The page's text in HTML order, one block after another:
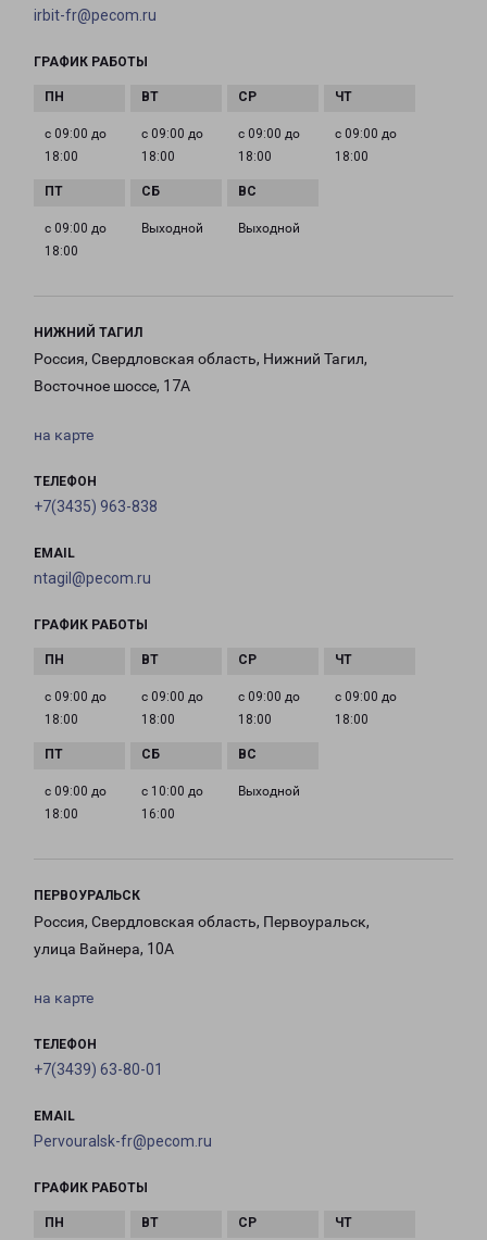
irbit-fr@pecom.ru
ГРАФИК РАБОТЫ
с 09:00 до
18:00
с 09:00 до
18:00
с 09:00 до
18:00
с 09:00 до
18:00
с 09:00 до
18:00
Выходной Выходной
НИЖНИЙ ТАГИЛ
Россия, Свердловская область, Нижний Тагил,
Восточное шоссе, 17А
на карте
ТЕЛЕФОН
+7(3435) 963-838
EMAIL
ntagil@pecom.ru
ГРАФИК РАБОТЫ
с 09:00 до
18:00
с 09:00 до
18:00
с 09:00 до
18:00
с 09:00 до
18:00
с 09:00 до
18:00
с 10:00 до
16:00
Выходной
ПЕРВОУРАЛЬСК
Россия, Свердловская область, Первоуральск,
улица Вайнера, 10А
на карте
ТЕЛЕФОН
+7(3439) 63-80-01
EMAIL
Pervouralsk-fr@pecom.ru
ГРАФИК РАБОТЫ